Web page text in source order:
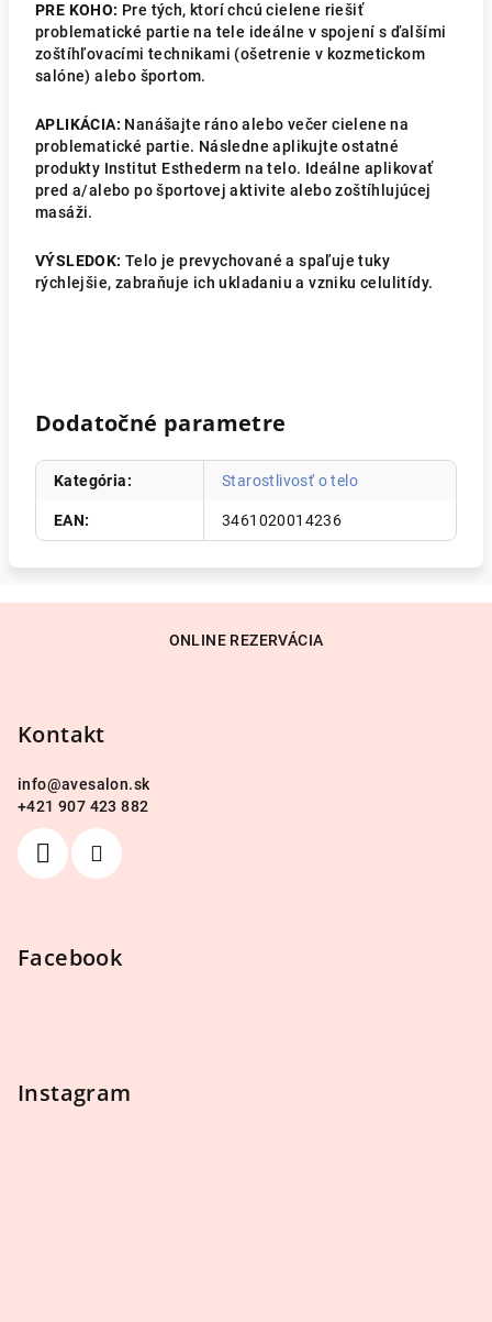
PRE KOHO: Pre tých, ktorí chcú cielene riešiť
problematické partie na tele ideálne v spojení s ďalšími
zoštíhľovacími technikami (ošetrenie v kozmetickom
salóne) alebo športom.
APLIKÁCIA: Nanášajte ráno alebo večer cielene na
problematické partie. Následne aplikujte ostatné
produkty Institut Esthederm na telo. Ideálne aplikovať
pred a/alebo po športovej aktivite alebo zoštíhlujúcej
masáži.
VÝSLEDOK: Telo je prevychované a spaľuje tuky
rýchlejšie, zabraňuje ich ukladaniu a vzniku celulitídy.
Dodatočné parametre
Kategória: Starostlivosť o telo
EAN: 3461020014236
ONLINE REZERVÁCIA
Kontakt
info@avesalon.sk
+421 907 423 882
Facebook
Instagram